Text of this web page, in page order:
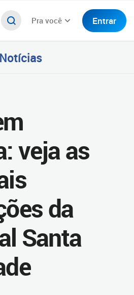
Pra você Entrar
Notícias
veja as
da
Santa